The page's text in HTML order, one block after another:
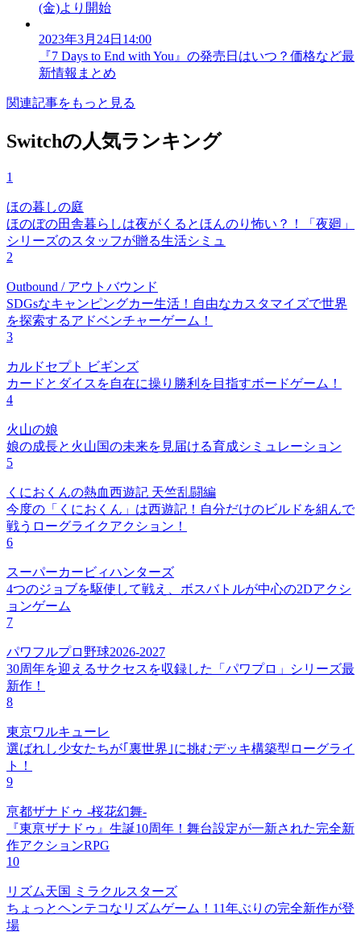
(金)より開始
2023年3月24日14:00
『7 Days to End with You』の発売日はいつ？価格など最
新情報まとめ
関連記事をもっと見る
Switchの人気ランキング
1
ほの暮しの庭
ほのぼの田舎暮らしは夜がくるとほんのり怖い？！「夜廻」
シリーズのスタッフが贈る生活シミュ
2
Outbound / アウトバウンド
SDGsなキャンピングカー生活！自由なカスタマイズで世界
を探索するアドベンチャーゲーム！
3
カルドセプト ビギンズ
カードとダイスを自在に操り勝利を目指すボードゲーム！
4
火山の娘
娘の成長と火山国の未来を見届ける育成シミュレーション
5
くにおくんの熱血西遊記 天竺乱闘編
今度の「くにおくん」は西遊記！自分だけのビルドを組んで
戦うローグライクアクション！
6
スーパーカービィハンターズ
4つのジョブを駆使して戦え、ボスバトルが中心の2Dアクシ
ョンゲーム
7
パワフルプロ野球2026-2027
30周年を迎えるサクセスを収録した「パワプロ」シリーズ最
新作！
8
東京ワルキューレ
選ばれし少女たちが｢裏世界｣に挑むデッキ構築型ローグライ
ト！
9
亰都ザナドゥ -桜花幻舞-
『東亰ザナドゥ』生誕10周年！舞台設定が一新された完全新
作アクションRPG
10
リズム天国 ミラクルスターズ
ちょっとヘンテコなリズムゲーム！11年ぶりの完全新作が登
場